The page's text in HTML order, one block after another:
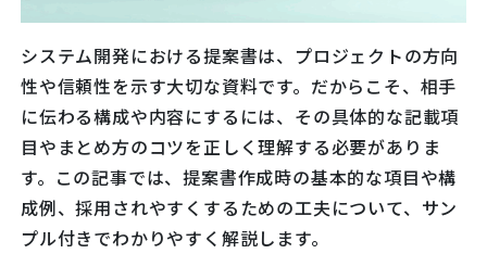
システム開発における提案書は、プロジェクトの方向
性や信頼性を示す大切な資料です。だからこそ、相手
に伝わる構成や内容にするには、その具体的な記載項
目やまとめ方のコツを正しく理解する必要がありま
す。この記事では、提案書作成時の基本的な項目や構
成例、採用されやすくするための工夫について、サン
プル付きでわかりやすく解説します。